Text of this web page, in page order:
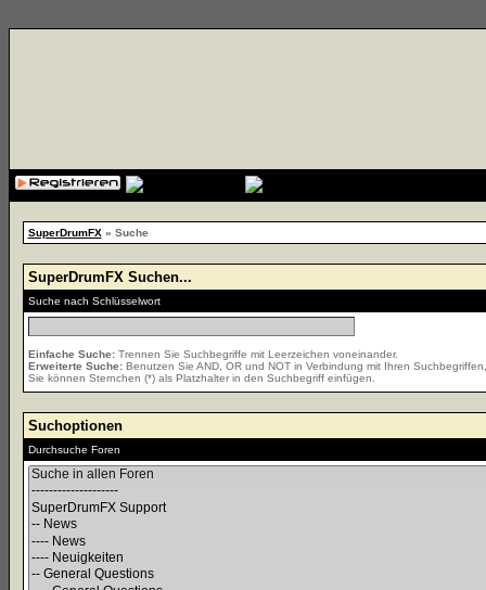
SuperDrumFX» Suche
SuperDrumFX Suchen...
Suche nach Schlüsselwort
Einfache Suche:Trennen Sie Suchbegriffe mit Leerzeichen voneinander.
Erweiterte Suche:Benutzen Sie AND, OR und NOT in Verbindung mit Ihren
Sie können Sternchen (*) als Platzhalter in den Suchbegriff einfügen.
Suchoptionen
Durchsuche Foren